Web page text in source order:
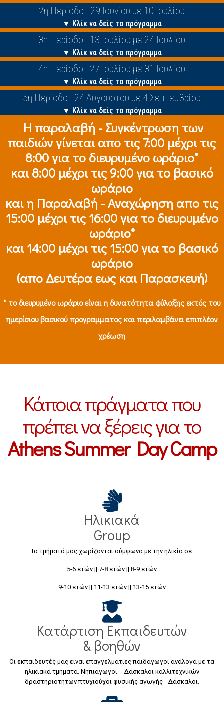
2η Περίοδο - 29 Ιουνίου με 10 Ιουλίου
▼ Κλίκ να δείς το πρόγραμμα
3η Περίοδο - 13 Ιουλίου με 24 Ιουλίου
▼ Κλίκ να δείς το πρόγραμμα
4η Περίοδο - 27 Ιουλίου με 31 Ιουλίου
▼ Κλίκ να δείς το πρόγραμμα
5η Περίοδο - 24 Αυγούστου με 4 Σεπτεμβρίου
▼ Κλίκ να δείς το πρόγραμμα
Η παραλαβή - Συγκέντρωση των
παιδιών γίνεται απο τις 7:00 μέχρι τις
8:00 για το διευρυμένο ωράριο*
και 8:00 μέχρι τις 9:00 για το βασικό
ωράριο
και η Παραλαβή - Αναχώρηση απο τις
15:00 μέχρι τις 16:00 για το διευρυμένο
ωράριο*
και 14:00 μέχρι τις 15:00 για το βασικό
ωράριο
(απο Δευτέρα εως και Παρασκευή)
* το διευρυμένο ωράριο είναι η δυνατότητα φύλαξης εκτός του
ημερίσιου βασικού προγραμματος και περιλαμβάνει επιπλέον
χρέωση
Κάποια πράγματα που
πρέπει να ξέρεις για το
Athens Summer Day Camp
Ηλικιακά
Group
Τα τμήματά μας χωρίζονται σύμφωνα με την ηλικία σε:
5-6 ετών || 7-8 ετών || 8-9 ετών
9-10 ετών || 11-13 ετών || 13-15 ετών
Κατάρτιση Εκπαιδευτών
& βοηθών
Οι εκπαιδευτές μας είναι επαγγελματίες παιδαγωγοί ανάλογα με τα
ηλικιακά τμήματα. Νηπιαγωγοί - Δάσκαλοι καλλιτεχνικών
δραστηριοτήτων πτυχιούχοι φυσικής αγωγής - Δάσκαλοι.